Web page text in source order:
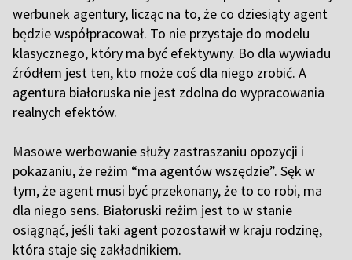
werbunek agentury, licząc na to, że co dziesiąty agent
będzie współpracował. To nie przystaje do modelu
klasycznego, który ma być efektywny. Bo dla wywiadu
źródłem jest ten, kto może coś dla niego zrobić. A
agentura białoruska nie jest zdolna do wypracowania
realnych efektów.
Masowe werbowanie służy zastraszaniu opozycji i
pokazaniu, że reżim “ma agentów wszędzie”. Sęk w
tym, że agent musi być przekonany, że to co robi, ma
dla niego sens. Białoruski reżim jest to w stanie
osiągnąć, jeśli taki agent pozostawił w kraju rodzinę,
która staje się zakładnikiem.